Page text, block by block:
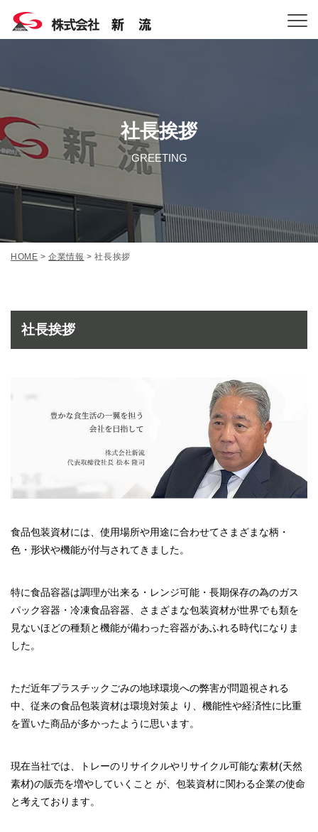
社長挨拶
GREETING
HOME >企業情報 >社長挨拶
社長挨拶
食品包装資材には、使用場所や用途に合わせてさまざまな柄・
色・形状や機能が付与されてきました。
特に食品容器は調理が出来る・レンジ可能・長期保存の為のガス
パック容器・冷凍食品容器、さまざまな包装資材が世界でも類を
見ないほどの種類と機能が備わった容器があふれる時代になりま
した。
ただ近年プラスチックごみの地球環境への弊害が問題視される
中、従来の食品包装資材は環境対策よ り、機能性や経済性に比重
を置いた商品が多かったように思います。
現在当社では、トレーのリサイクルやリサイクル可能な素材(天然
素材)の販売を増やしていくこと が、包装資材に関わる企業の使命
と考えております。